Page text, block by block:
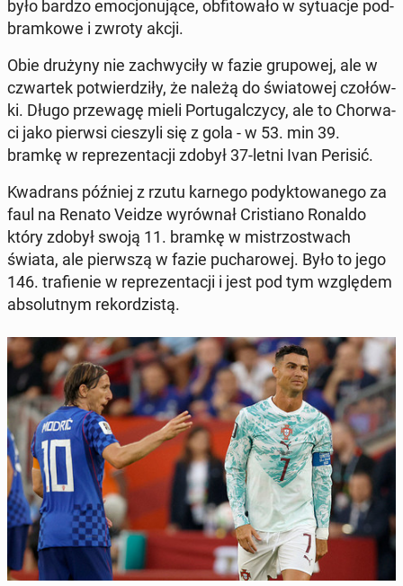
było bardzo emo­cjo­nu­ją­ce, ob­fi­to­wa­ło w sy­tu­acje pod­
bram­ko­we i zwroty akcji.
Obie drużyny nie za­chwy­ci­ły w fazie gru­po­wej, ale w
czwar­tek po­twier­dzi­ły, że należą do świa­to­wej czo­łów­
ki. Długo prze­wa­gę mieli Por­tu­gal­czy­cy, ale to Chor­wa­
ci jako pierwsi cie­szy­li się z gola - w 53. min 39.
bramkę w re­pre­zen­ta­cji zdobył 37-letni Ivan Perisić.
Kwa­drans później z rzutu karnego po­dyk­to­wa­ne­go za
faul na Renato Veidze wy­rów­nał Cri­stia­no Ronaldo
który zdobył swoją 11. bramkę w mi­strzo­stwach
świata, ale pierw­szą w fazie pu­cha­ro­wej. Było to jego
146. tra­fie­nie w re­pre­zen­ta­cji i jest pod tym wzglę­dem
ab­so­lut­nym re­kor­dzi­stą.